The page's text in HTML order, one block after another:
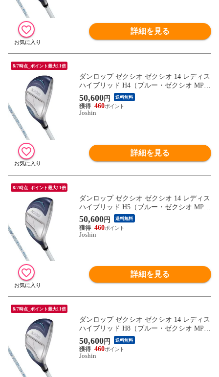
詳細を見る
8/7時点_ポイント最大11倍
ダンロップ ゼクシオ ゼクシオ 14 レディス
ハイブリッド H4（ブルー・ゼクシオ MP14
00L カーボンシャフト・フレックス：A）
DUNLOP XXXIO XX14L-BL-HB-NO4-A
【返品種別A】
50,600円 送料無料
460
Joshin
詳細を見る
8/7時点_ポイント最大11倍
ダンロップ ゼクシオ ゼクシオ 14 レディス
ハイブリッド H5（ブルー・ゼクシオ MP14
00L カーボンシャフト・フレックス：A）
DUNLOP XXXIO XX14L-BL-HB-NO5-A
【返品種別A】
50,600円 送料無料
460
Joshin
詳細を見る
8/7時点_ポイント最大11倍
ダンロップ ゼクシオ ゼクシオ 14 レディス
ハイブリッド H8（ブルー・ゼクシオ MP14
00L カーボンシャフト・フレックス：L）
DUNLOP XXXIO XX14L-BL-HB-NO8-L
【返品種別A】
50,600円 送料無料
460
Joshin